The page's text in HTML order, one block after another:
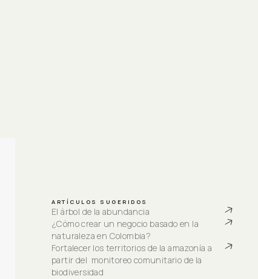
ARTÍCULOS SUGERIDOS
El árbol de la abundancia
¿Cómo crear un negocio basado en la
naturaleza en Colombia?
Fortalecer los territorios de la amazonía a
partir del  monitoreo comunitario de la
biodiversidad